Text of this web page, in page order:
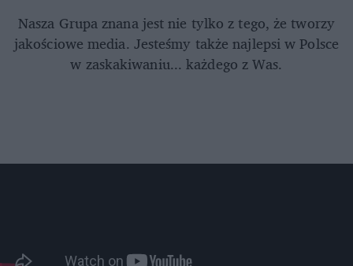
Nasza Grupa znana jest nie tylko z tego, że tworzy
jakościowe media. Jesteśmy także najlepsi w Polsce
w zaskakiwaniu... każdego z Was.